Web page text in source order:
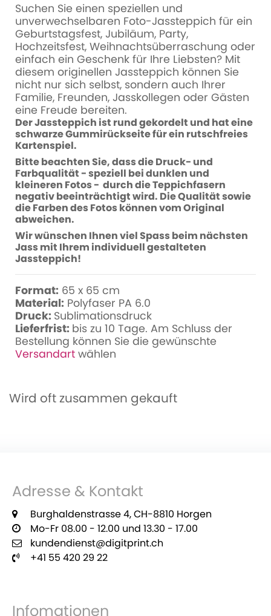
Suchen Sie einen speziellen und
unverwechselbaren Foto-Jassteppich für ein
Geburtstagsfest, Jubiläum, Party,
Hochzeitsfest, Weihnachtsüberraschung oder
einfach ein Geschenk für Ihre Liebsten? Mit
diesem originellen Jassteppich können Sie
nicht nur sich selbst, sondern auch Ihrer
Familie, Freunden, Jasskollegen oder Gästen
eine Freude bereiten.
Der Jassteppich ist rund gekordelt und hat eine
schwarze Gummirückseite für ein rutschfreies
Kartenspiel.
Bitte beachten Sie, dass die Druck- und
Farbqualität - speziell bei dunklen und
kleineren Fotos - durch die Teppichfasern
negativ beeinträchtigt wird. Die Qualität sowie
die Farben des Fotos können vom Original
abweichen.
Wir wünschen Ihnen viel Spass beim nächsten
Jass mit Ihrem individuell gestalteten
Jassteppich!
Format: 65 x 65 cm
Material: Polyfaser PA 6.0
Druck: Sublimationsdruck
Lieferfrist: bis zu 10 Tage. Am Schluss der
Bestellung können Sie die gewünschte
Versandart wählen
Wird oft zusammen gekauft
Adresse & Kontakt
Burghaldenstrasse 4, CH-8810 Horgen
Mo-Fr 08.00 - 12.00 und 13.30 - 17.00
kundendienst@digitprint.ch
+41 55 420 29 22
Infomationen